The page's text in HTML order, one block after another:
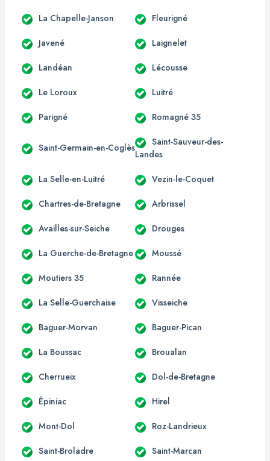
La Chapelle-Janson Fleurigné
Javené Laignelet
Landéan Lécousse
Le Loroux Luitré
Parigné Romagné 35
Saint-Germain-en-Coglès
Saint-Sauveur-des-
Landes
La Selle-en-Luitré Vezin-le-Coquet
Chartres-de-Bretagne Arbrissel
Availles-sur-Seiche Drouges
La Guerche-de-Bretagne Moussé
Moutiers 35 Rannée
La Selle-Guerchaise Visseiche
Baguer-Morvan Baguer-Pican
La Boussac Broualan
Cherrueix Dol-de-Bretagne
Épiniac Hirel
Mont-Dol Roz-Landrieux
Saint-Broladre Saint-Marcan